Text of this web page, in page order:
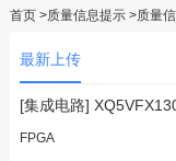
首页>质量信息提示 >质量
最新上传
[集成电路]
FPGA